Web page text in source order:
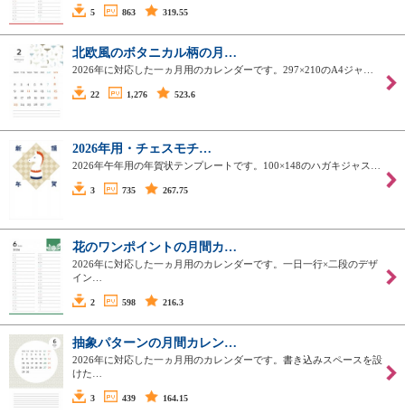
5 863 319.55
北欧風のボタニカル柄の月…
2026年に対応した一ヵ月用のカレンダーです。297×210のA4ジャ…
22 1,276 523.6
2026年用・チェスモチ…
2026年午年用の年賀状テンプレートです。100×148のハガキジャス…
3 735 267.75
花のワンポイントの月間カ…
2026年に対応した一ヵ月用のカレンダーです。一日一行×二段のデザ
イン…
2 598 216.3
抽象パターンの月間カレン…
2026年に対応した一ヵ月用のカレンダーです。書き込みスペースを設
けた…
3 439 164.15